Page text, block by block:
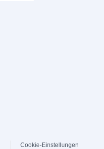
Cookie-Einstellungen